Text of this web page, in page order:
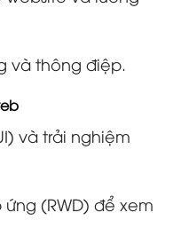
và thông điệp.
và trải nghiệm
(RWD) để xem